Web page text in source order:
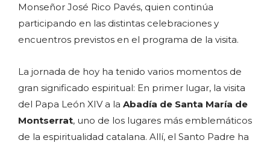
Monseñor José Rico Pavés, quien continúa
participando en las distintas celebraciones y
encuentros previstos en el programa de la visita.
La jornada de hoy ha tenido varios momentos de
gran significado espiritual: En primer lugar, la visita
del Papa León XIV a la Abadía de Santa María de
Montserrat, uno de los lugares más emblemáticos
de la espiritualidad catalana. Allí, el Santo Padre ha